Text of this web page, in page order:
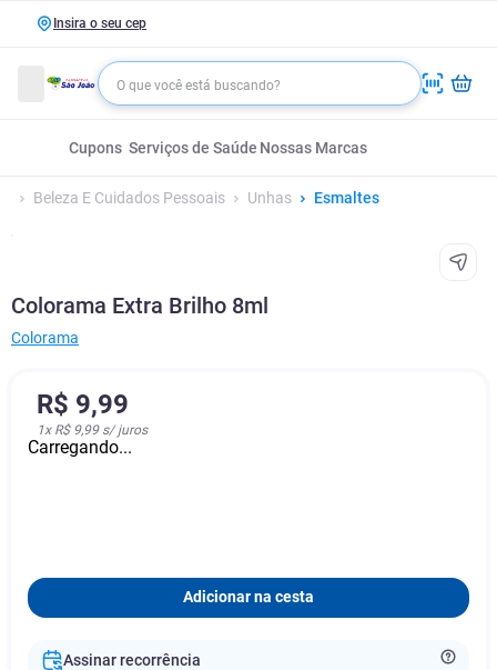
Insira o seu cep
Cupons Serviços de Saúde Nossas Marcas
Beleza E Cuidados Pessoais Unhas Esmaltes
Colorama Extra Brilho 8ml
Colorama
R$ 9,99
1x R$ 9,99s/ juros
Carregando...
Adicionar na cesta
Assinar recorrência